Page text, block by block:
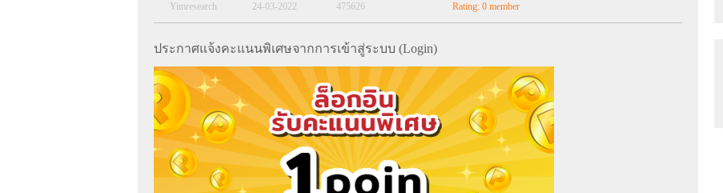
Yimresearch 24-03-2022 475626 Rating: 0 member
ประกาศแจ้งคะแนนพิเศษจากการเข้าสู่ระบบ (Login)